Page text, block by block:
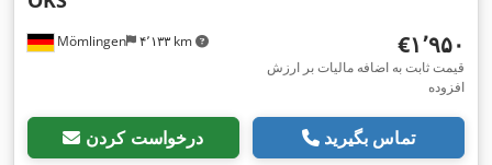
Mömlingen ۴٬۱۳۳ km ‎€۱٬۹۵۰
قیمت ثابت به اضافه مالیات بر ارزش
افزوده
درخواست کردن تماس بگیرید